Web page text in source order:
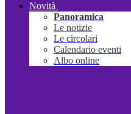
Novità
Panoramica
Le notizie
Le circolari
Calendario eventi
Albo online